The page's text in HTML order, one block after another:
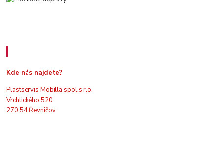
Kde nás najdete?
Plastservis Mobilla spol.s r.o.
Vrchlického 520
270 54 Řevničov